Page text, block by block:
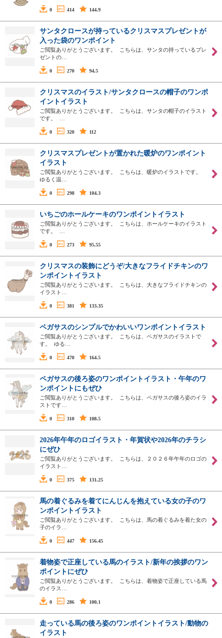
0 414 144.9
サンタクロースが持っているクリスマスプレゼントが
入った袋のワンポイント
ご閲覧ありがとうございます。 こちらは、サンタの持っているプレ
ゼントの…
0 270 94.5
クリスマスのイラスト/サンタクロースの帽子のワンポ
イントイラスト
ご閲覧ありがとうございます。 こちらは、サンタの帽子のイラスト
です。 …
0 320 112
クリスマスプレゼントが置かれた暖炉のワンポイント
イラスト
ご閲覧ありがとうございます。 こちらは、暖炉のイラストです。
ゆるく温…
0 298 104.3
いちごのホールケーキのワンポイントイラスト
ご閲覧ありがとうございます。 こちらは、ホールケーキのイラスト
です。 …
0 273 95.55
クリスマスの装飾にどうぞ/大きなフライドチキンのワ
ンポイントイラスト
ご閲覧ありがとうございます。 こちらは、大きなフライドチキンの
イラスト…
0 381 133.35
ペガサスのシンプルでかわいいワンポイントイラスト
ご閲覧ありがとうございます。 こちらは、ペガサスのイラストで
す。 ゆる…
0 470 164.5
ペガサスの後ろ姿のワンポイントイラスト・午年のワ
ンポイントにもぜひ
ご閲覧ありがとうございます。 こちらは、ペガサスの後ろ姿のイラ
ストです…
0 310 108.5
2026年午年のロゴイラスト・年賀状や2026年のチラシ
にぜひ
ご閲覧ありがとうございます。 こちらは、２０２６年午年のロゴの
イラスト…
0 375 131.25
馬の着ぐるみを着てにんじんを抱えている女の子のワ
ンポイントイラスト
ご閲覧ありがとうございます。 こちらは、馬の着ぐるみを着た女の
子のイラ…
0 447 156.45
着物姿で正座している馬のイラスト/新年の挨拶のワン
ポイントにぜひ
ご閲覧ありがとうございます。 こちらは、着物姿で正座している馬
のイラス…
0 286 100.1
走っている馬の後ろ姿のワンポイントイラスト/動物の
イラスト